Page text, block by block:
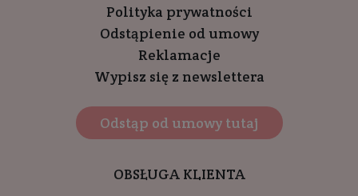
Polityka prywatności
Odstąpienie od umowy
Reklamacje
Wypisz się z newslettera
Odstąp od umowy tutaj
OBSŁUGA KLIENTA